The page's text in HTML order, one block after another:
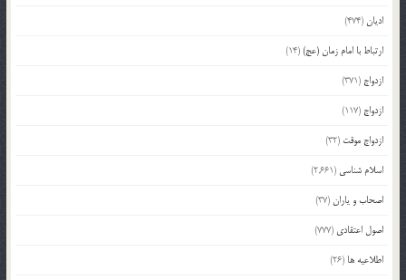
ادیان(474)
ارتباط با امام زمان (عج)(14)
ازدواج (371)
ازدواج (117)
ازدواج موقت (32)
اسلام شناسی (2,661)
اصحاب و یاران(37)
اصول اعتقادی (777)
اطلاعیه ها (26)